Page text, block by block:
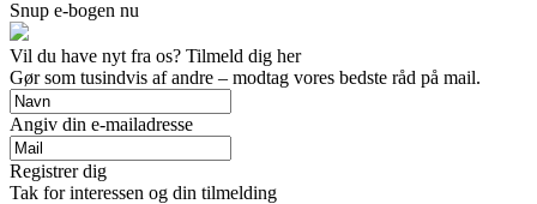
Snup e-bogen nu
Vil du have nyt fra os? Tilmeld dig her
Gør som tusindvis af andre – modtag vores bedste råd på mail.
Angiv din e-mailadresse
Registrer dig
Tak for interessen og din tilmelding